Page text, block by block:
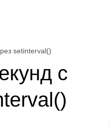
setinterval()
с